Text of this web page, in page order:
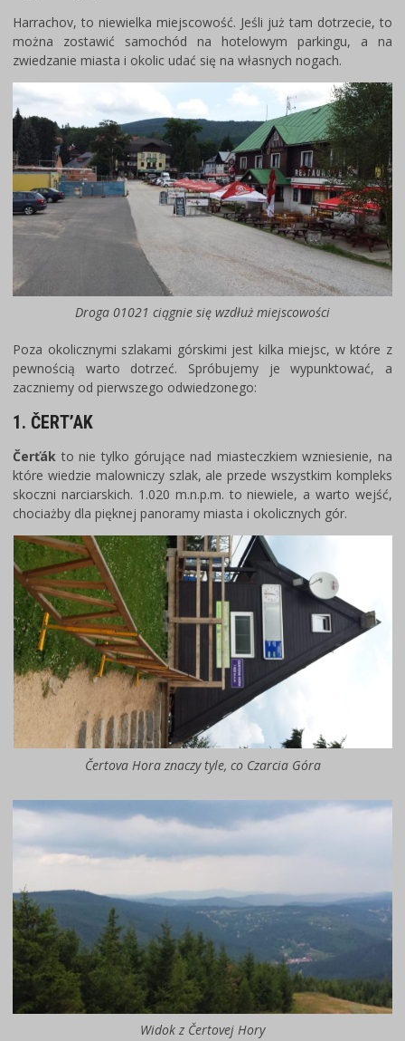
Harrachov, to niewielka miejscowość. Jeśli już tam dotrzecie, to
można zostawić samochód na hotelowym parkingu, a na
zwiedzanie miasta i okolic udać się na własnych nogach.
Droga 01021 ciągnie się wzdłuż miejscowości
Poza okolicznymi szlakami górskimi jest kilka miejsc, w które z
pewnością warto dotrzeć. Spróbujemy je wypunktować, a
zaczniemy od pierwszego odwiedzonego:
1. ČERT’AK
Čerťák to nie tylko górujące nad miasteczkiem wzniesienie, na
które wiedzie malowniczy szlak, ale przede wszystkim kompleks
skoczni narciarskich. 1.020 m.n.p.m. to niewiele, a warto wejść,
chociażby dla pięknej panoramy miasta i okolicznych gór.
Čertova Hora znaczy tyle, co Czarcia Góra
Widok z Čertovej Hory